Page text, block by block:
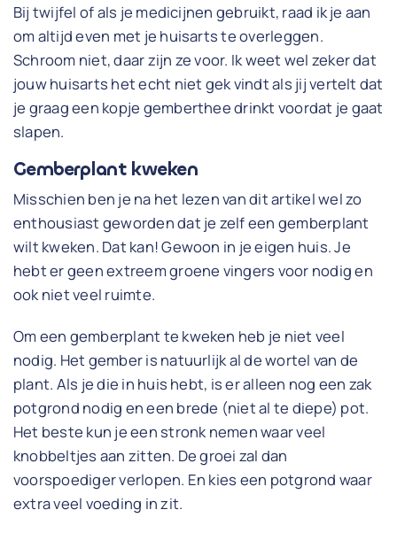
Bij twijfel of als je medicijnen gebruikt, raad ik je aan
om altijd even met je huisarts te overleggen.
Schroom niet, daar zijn ze voor. Ik weet wel zeker dat
jouw huisarts het echt niet gek vindt als jij vertelt dat
je graag een kopje gemberthee drinkt voordat je gaat
slapen.
Gemberplant kweken
Misschien ben je na het lezen van dit artikel wel zo
enthousiast geworden dat je zelf een gemberplant
wilt kweken. Dat kan! Gewoon in je eigen huis. Je
hebt er geen extreem groene vingers voor nodig en
ook niet veel ruimte.
Om een gemberplant te kweken heb je niet veel
nodig. Het gember is natuurlijk al de wortel van de
plant. Als je die in huis hebt, is er alleen nog een zak
potgrond nodig en een brede (niet al te diepe) pot.
Het beste kun je een stronk nemen waar veel
knobbeltjes aan zitten. De groei zal dan
voorspoediger verlopen. En kies een potgrond waar
extra veel voeding in zit.